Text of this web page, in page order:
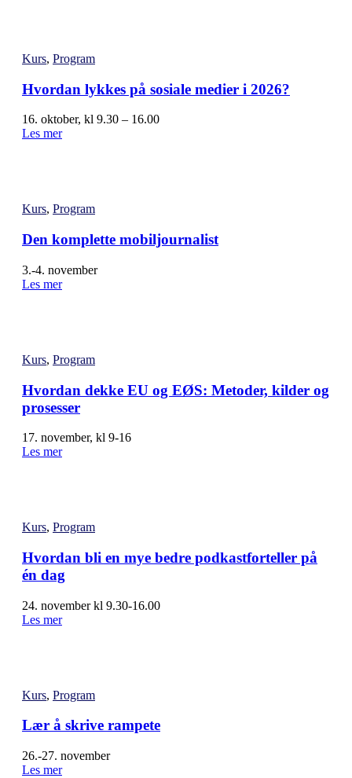
Kurs, Program
Hvordan lykkes på sosiale medier i 2026?
16. oktober, kl 9.30 – 16.00
Les mer
Kurs, Program
Den komplette mobiljournalist
3.-4. november
Les mer
Kurs, Program
Hvordan dekke EU og EØS: Metoder, kilder og
prosesser
17. november, kl 9-16
Les mer
Kurs, Program
Hvordan bli en mye bedre podkastforteller på
én dag
24. november kl 9.30-16.00
Les mer
Kurs, Program
Lær å skrive rampete
26.-27. november
Les mer